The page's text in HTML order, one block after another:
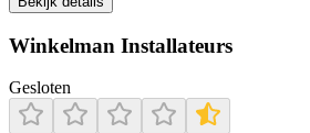
Winkelman Installateurs
Gesloten